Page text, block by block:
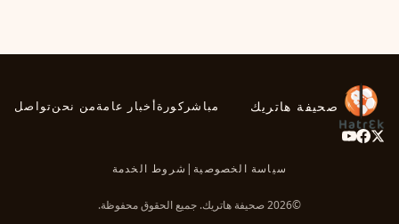
صحيفة هاتريك مباشر كورةأخبار عامةمن نحنتواصل
سياسة الخصوصية | شروط الخدمة
©2026 صحيفة هاتريك. جميع الحقوق محفوظة.